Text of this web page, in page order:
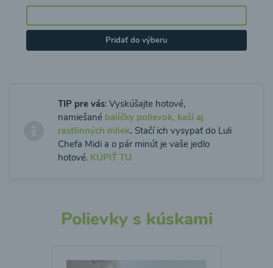
Pridať do výberu
TIP pre vás: Vyskúšajte hotové,
namiešané balíčky polievok, kaší aj
rastlinných mliek. Stačí ich vysypať do Luli
Chefa Midi a o pár minút je vaše jedlo
hotové. KÚPIŤ TU
Polievky s kúskami